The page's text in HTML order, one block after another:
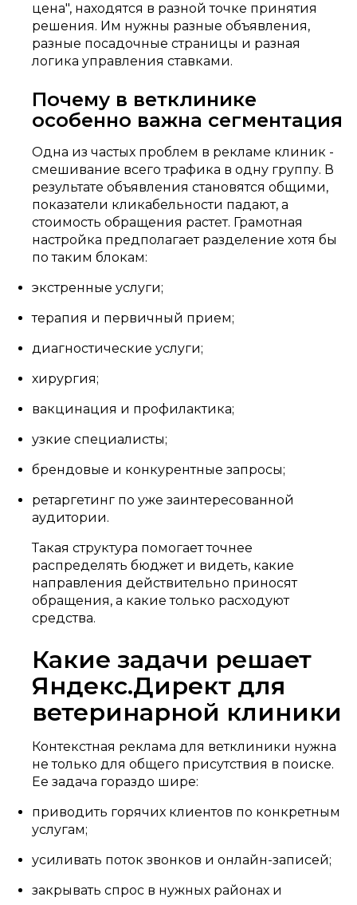
цена", находятся в разной точке принятия
решения. Им нужны разные объявления,
разные посадочные страницы и разная
логика управления ставками.
Почему в ветклинике
особенно важна сегментация
Одна из частых проблем в рекламе клиник -
смешивание всего трафика в одну группу. В
результате объявления становятся общими,
показатели кликабельности падают, а
стоимость обращения растет. Грамотная
настройка предполагает разделение хотя бы
по таким блокам:
экстренные услуги;
терапия и первичный прием;
диагностические услуги;
хирургия;
вакцинация и профилактика;
узкие специалисты;
брендовые и конкурентные запросы;
ретаргетинг по уже заинтересованной
аудитории.
Такая структура помогает точнее
распределять бюджет и видеть, какие
направления действительно приносят
обращения, а какие только расходуют
средства.
Какие задачи решает
Яндекс.Директ для
ветеринарной клиники
Контекстная реклама для ветклиники нужна
не только для общего присутствия в поиске.
Ее задача гораздо шире:
приводить горячих клиентов по конкретным
услугам;
усиливать поток звонков и онлайн-записей;
закрывать спрос в нужных районах и